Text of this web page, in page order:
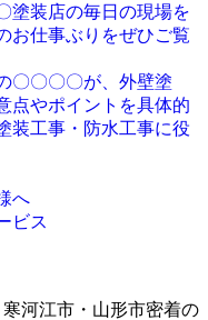
塗装店の毎日の現場を
お仕事ぶりをぜひご覧
〇〇〇〇が、外壁塗
点やポイントを具体的
装工事・防水工事に役
へ
ビス
河江市・山形市密着の